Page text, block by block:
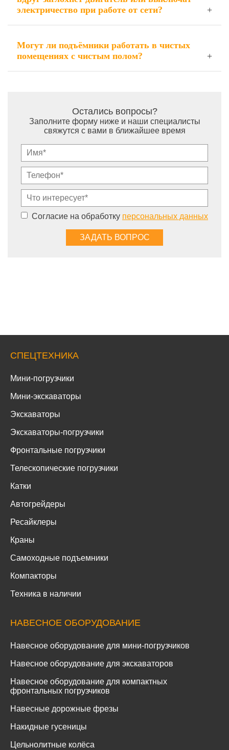
электричество при работе от сети?
Могут ли подъёмники работать в чистых
помещениях с чистым полом?
Остались вопросы?
Заполните форму ниже и наши специалисты
свяжутся с вами в ближайшее время
Согласие на обработку персональных данных
СПЕЦТЕХНИКА
Мини-погрузчики
Мини-экскаваторы
Экскаваторы
Экскаваторы-погрузчики
Фронтальные погрузчики
Телескопические погрузчики
Катки
Автогрейдеры
Ресайклеры
Краны
Самоходные подъемники
Компакторы
Техника в наличии
НАВЕСНОЕ ОБОРУДОВАНИЕ
Навесное оборудование для мини-погрузчиков
Навесное оборудование для экскаваторов
Навесное оборудование для компактных
фронтальных погрузчиков
Навесные дорожные фрезы
Накидные гусеницы
Цельнолитные колёса